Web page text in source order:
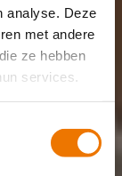
analyse. Deze
met andere
ze hebben
services.